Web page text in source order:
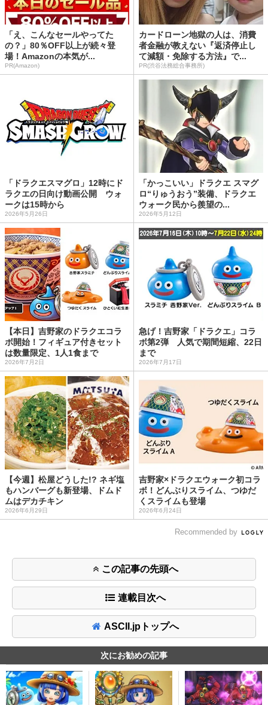
「え、こんなセールやってた
の？」80％OFF以上が続々登
場！Amazonの本気が...
PR(Amazon)
カードローン地獄の人は、消費
者金融が教えない『返済停止し
て減額・免除する方法』で...
PR(渋谷法務総合事務所)
「ドラクエスマグロ」12時にド
ラクエの日向け動画公開 ウォ
ークは15時から
2026年5月26日
「かっこいい」ドラクエ スマグ
ロ“りゅうおう”装備、ドラクエ
ウォーク民から羨望の...
2026年5月12日
【本日】吉野家のドラクエコラ
ボ開始！フィギュア付きセット
は数量限定、1人1食まで
2026年7月2日
急げ！吉野家「ドラクエ」コラ
ボ第2弾 人気で期間短縮、22日
まで
2026年7月17日
【今週】松屋どうした!? ネギ塩
もハンバーグも新登場、ドムド
ムはデカチキン
2026年6月29日
吉野家×ドラクエウォーク初コラ
ボ！どんぶりスライム、つゆだ
くスライムも登場
2026年6月24日
Recommended by
この記事の先頭へ
連載目次へ
ASCII.jpトップへ
次にお勧めの記事